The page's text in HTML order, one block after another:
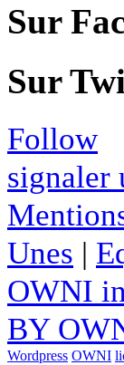
Sur
Sur
Follow
signaler
Unes |
OWNI
BY
Wordpress OWNI